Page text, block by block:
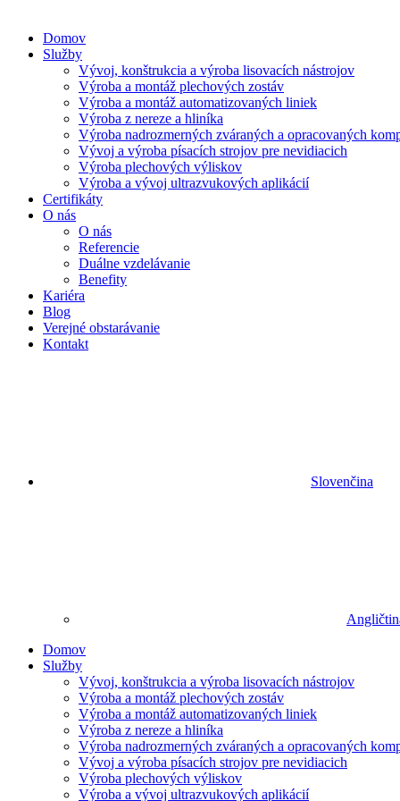
Domov
Služby
Vývoj, konštrukcia a výroba lisovacích nástrojov
Výroba a montáž plechových zostáv
Výroba a montáž automatizovaných liniek
Výroba z nereze a hliníka
Výroba nadrozmerných zváraných a opracovaných
Vývoj a výroba písacích strojov pre nevidiacich
Výroba plechových výliskov
Výroba a vývoj ultrazvukových aplikácií
Certifikáty
O nás
O nás
Referencie
Duálne vzdelávanie
Benefity
Kariéra
Blog
Verejné obstarávanie
Kontakt
Slovenčina
Domov
Služby
Vývoj, konštrukcia a výroba lisovacích nástrojov
Výroba a montáž plechových zostáv
Výroba a montáž automatizovaných liniek
Výroba z nereze a hliníka
Výroba nadrozmerných zváraných a opracovaných
Vývoj a výroba písacích strojov pre nevidiacich
Výroba plechových výliskov
Výroba a vývoj ultrazvukových aplikácií